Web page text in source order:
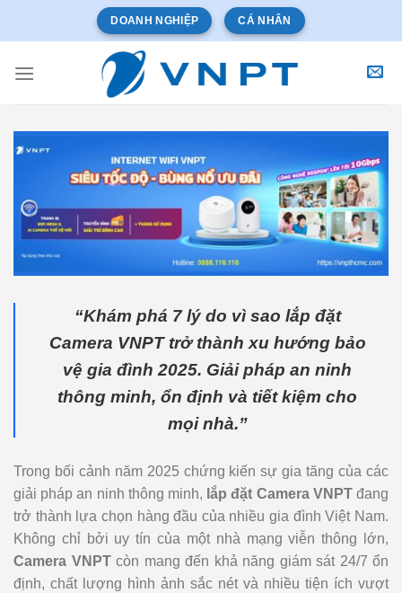
dung
DOANH NGHIỆP CÁ NHÂN
“Khám phá 7 lý do vì sao lắp đặt
Camera VNPT trở thành xu hướng bảo
vệ gia đình 2025. Giải pháp an ninh
thông minh, ổn định và tiết kiệm cho
mọi nhà.”
Trong bối cảnh năm 2025 chứng kiến sự gia tăng của các
giải pháp an ninh thông minh, lắp đặt Camera VNPTđang
trở thành lựa chọn hàng đầu của nhiều gia đình Việt Nam.
Không chỉ bởi uy tín của một nhà mạng viễn thông lớn,
Camera VNPTcòn mang đến khả năng giám sát 24/7 ổn
định, chất lượng hình ảnh sắc nét và nhiều tiện ích vượt